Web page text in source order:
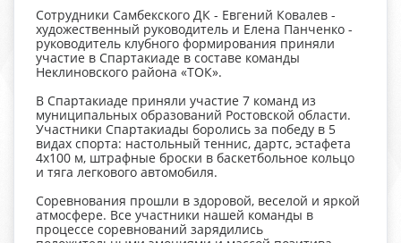
Сотрудники Самбекского ДК - Евгений Ковалев -
художественный руководитель и Елена Панченко -
руководитель клубного формирования приняли
участие в Спартакиаде в составе команды
Неклиновского района «ТОК».
В Спартакиаде приняли участие 7 команд из
муниципальных образований Ростовской области.
Участники Спартакиады боролись за победу в 5
видах спорта: настольный теннис, дартс, эстафета
4х100 м, штрафные броски в баскетбольное кольцо
и тяга легкового автомобиля.
Соревнования прошли в здоровой, веселой и яркой
атмосфере. Все участники нашей команды в
процессе соревнований зарядились